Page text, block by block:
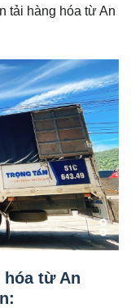
tải hàng hóa từ An
hóa từ An